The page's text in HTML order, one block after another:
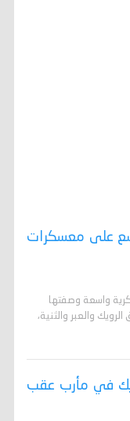
على معسكرات
واسعة وصفتها
والعبر والثنية،
في مأرب عقب